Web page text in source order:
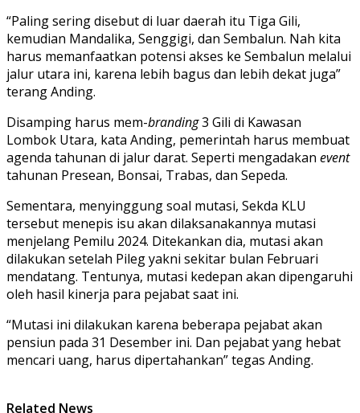
“Paling sering disebut di luar daerah itu Tiga Gili,
kemudian Mandalika, Senggigi, dan Sembalun. Nah kita
harus memanfaatkan potensi akses ke Sembalun melalui
jalur utara ini, karena lebih bagus dan lebih dekat juga”
terang Anding.
Disamping harus mem-branding3 Gili di Kawasan
Lombok Utara, kata Anding, pemerintah harus membuat
agenda tahunan di jalur darat. Seperti mengadakan event
tahunan Presean, Bonsai, Trabas, dan Sepeda.
Sementara, menyinggung soal mutasi, Sekda KLU
tersebut menepis isu akan dilaksanakannya mutasi
menjelang Pemilu 2024. Ditekankan dia, mutasi akan
dilakukan setelah Pileg yakni sekitar bulan Februari
mendatang. Tentunya, mutasi kedepan akan dipengaruhi
oleh hasil kinerja para pejabat saat ini.
“Mutasi ini dilakukan karena beberapa pejabat akan
pensiun pada 31 Desember ini. Dan pejabat yang hebat
mencari uang, harus dipertahankan” tegas Anding.
Related News